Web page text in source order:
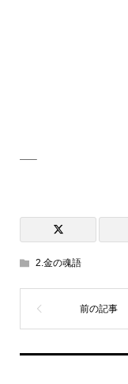
—–
2.金の魂語